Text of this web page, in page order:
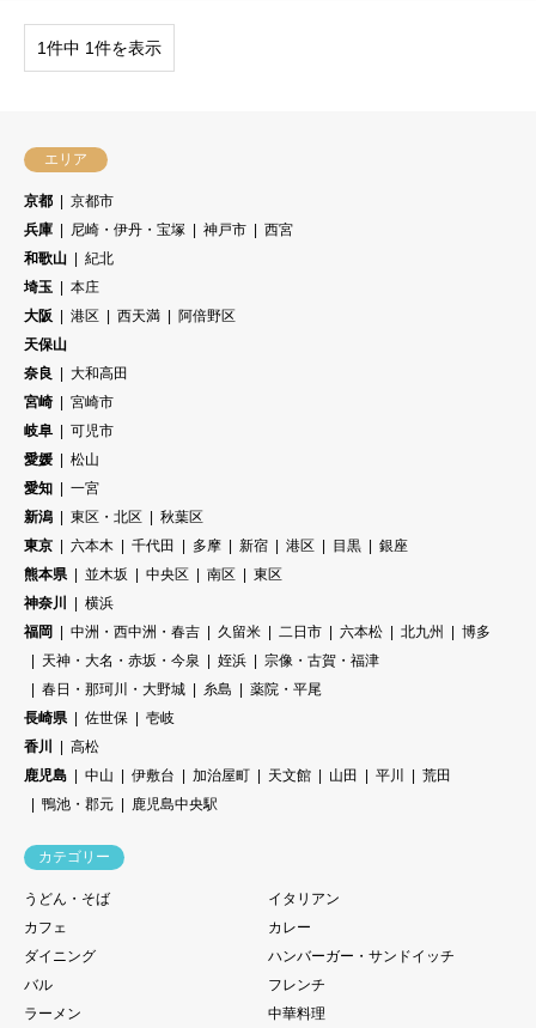
1件中 1件を表示
エリア
京都
京都市
兵庫
尼崎・伊丹・宝塚 神戸市
西宮
和歌山
紀北
埼玉
本庄
大阪
港区 西天満
阿倍野区
天保山
奈良
大和高田
宮崎
宮崎市
岐阜
可児市
愛媛
松山
愛知
一宮
新潟
東区・北区
秋葉区
東京
六本木 千代田 多摩 新宿 港区 目黒
銀座
熊本県
並木坂 中央区 南区
東区
神奈川
横浜
福岡
中洲・西中洲・春吉 久留米 二日市 六本松 北九州
博多
天神・大名・赤坂・今泉
姪浜
宗像・古賀・福津
春日・那珂川・大野城
糸島
薬院・平尾
長崎県
佐世保
壱岐
香川
高松
鹿児島
中山 伊敷台 加治屋町 天文館 山田 平川
荒田
鴨池・郡元
鹿児島中央駅
カテゴリー
うどん・そば
イタリアン
カフェ
カレー
ダイニング
ハンバーガー・サンドイッチ
バル
フレンチ
ラーメン
中華料理